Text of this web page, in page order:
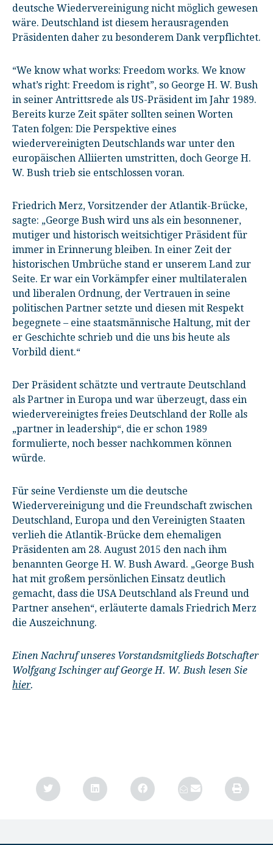
deutsche Wiedervereinigung nicht möglich gewesen
wäre. Deutschland ist diesem herausragenden
Präsidenten daher zu besonderem Dank verpflichtet.
“We know what works: Freedom works. We know
what’s right: Freedom is right”, so George H. W. Bush
in seiner Antrittsrede als US-Präsident im Jahr 1989.
Bereits kurze Zeit später sollten seinen Worten
Taten folgen: Die Perspektive eines
wiedervereinigten Deutschlands war unter den
europäischen Alliierten umstritten, doch George H.
W. Bush trieb sie entschlossen voran.
Friedrich Merz, Vorsitzender der Atlantik-Brücke,
sagte: „George Bush wird uns als ein besonnener,
mutiger und historisch weitsichtiger Präsident für
immer in Erinnerung bleiben. In einer Zeit der
historischen Umbrüche stand er unserem Land zur
Seite. Er war ein Vorkämpfer einer multilateralen
und liberalen Ordnung, der Vertrauen in seine
politischen Partner setzte und diesen mit Respekt
begegnete – eine staatsmännische Haltung, mit der
er Geschichte schrieb und die uns bis heute als
Vorbild dient.“
Der Präsident schätzte und vertraute Deutschland
als Partner in Europa und war überzeugt, dass ein
wiedervereinigtes freies Deutschland der Rolle als
„partner in leadership“, die er schon 1989
formulierte, noch besser nachkommen können
würde.
Für seine Verdienste um die deutsche
Wiedervereinigung und die Freundschaft zwischen
Deutschland, Europa und den Vereinigten Staaten
verlieh die Atlantik-Brücke dem ehemaligen
Präsidenten am 28. August 2015 den nach ihm
benannten George H. W. Bush Award. „George Bush
hat mit großem persönlichen Einsatz deutlich
gemacht, dass die USA Deutschland als Freund und
Partner ansehen“, erläuterte damals Friedrich Merz
die Auszeichnung.
Einen Nachruf unseres Vorstandsmitglieds Botschafter
Wolfgang Ischinger auf George H. W. Bush lesen Sie
hier.